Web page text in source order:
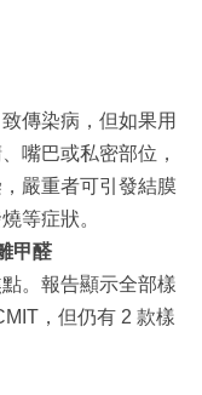
傳染病，但如果用
嘴巴或私密部位，
嚴重者可引發結膜
等症狀。
甲醛
。報告顯示全部樣
，但仍有 2 款樣